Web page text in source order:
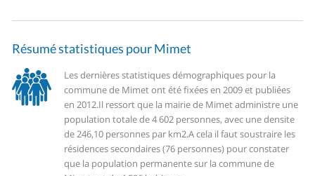
Résumé statistiques pour Mimet
Les dernières statistiques démographiques pour la
commune de Mimet ont été fixées en 2009 et publiées
en 2012.Il ressort que la mairie de Mimet administre une
population totale de 4 602 personnes, avec une densite
de 246,10 personnes par km2.A cela il faut soustraire les
résidences secondaires (76 personnes) pour constater
que la population permanente sur la commune de